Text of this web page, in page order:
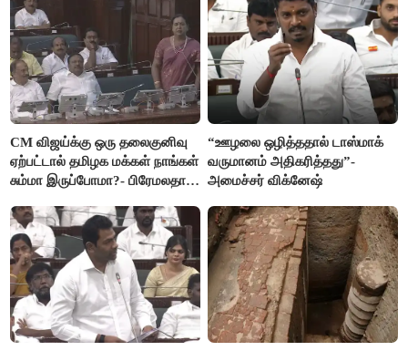
CM விஜய்க்கு ஒரு தலைகுனிவு
ஏற்பட்டால் தமிழக மக்கள் நாங்கள்
சும்மா இருப்போமா?- பிரேமலதா
“ஊழலை ஒழித்ததால் டாஸ்மாக்
வருமானம் அதிகரித்தது”-
அமைச்சர் விக்னேஷ்